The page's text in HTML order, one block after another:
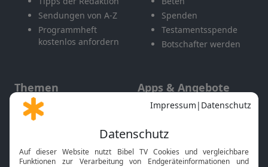
Sendungen von A-Z
Programmheft
kostenlos anfordern
Spenden
Testamentsspende
Botschafter werden
Themen
Gott und Bibel erklärt
Neuigkeiten
Apps & Angebote
Mobile App
Smart TV